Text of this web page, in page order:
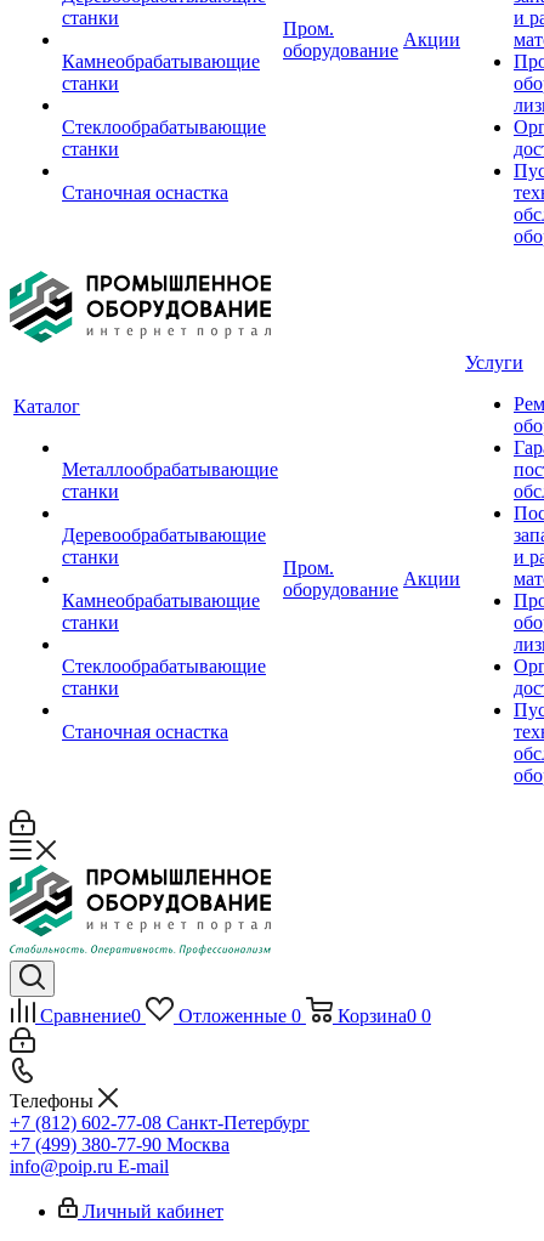
станки
Камнеобрабатывающие
станки
Стеклообрабатывающие
станки
Станочная оснастка
Пром.
оборудование
Акции
и
Каталог
Металлообрабатывающие
станки
Деревообрабатывающие
станки
Камнеобрабатывающие
станки
Стеклообрабатывающие
станки
Станочная оснастка
Пром.
оборудование
Акции
Услуги
и
Сравнение0 Отложенные 0 Корзина0 0
Телефоны
+7 (812) 602-77-08 Санкт-Петербург
+7 (499) 380-77-90 Москва
info@poip.ru E-mail
Личный кабинет